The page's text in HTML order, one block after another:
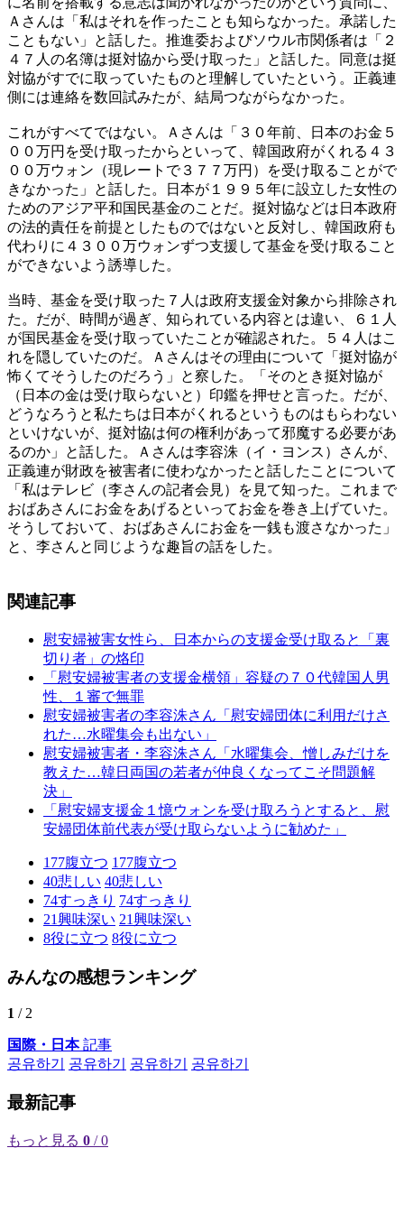
Ａさんは「私はそれを作ったことも知らなかった。承諾した
こともない」と話した。推進委およびソウル市関係者は「２
４７人の名簿は挺対協から受け取った」と話した。同意は挺
対協がすでに取っていたものと理解していたという。正義連
側には連絡を数回試みたが、結局つながらなかった。
これがすべてではない。Ａさんは「３０年前、日本のお金５
００万円を受け取ったからといって、韓国政府がくれる４３
００万ウォン（現レートで３７７万円）を受け取ることがで
きなかった」と話した。日本が１９９５年に設立した女性の
ためのアジア平和国民基金のことだ。挺対協などは日本政府
の法的責任を前提としたものではないと反対し、韓国政府も
代わりに４３００万ウォンずつ支援して基金を受け取ること
ができないよう誘導した。
当時、基金を受け取った７人は政府支援金対象から排除され
た。だが、時間が過ぎ、知られている内容とは違い、６１人
が国民基金を受け取っていたことが確認された。５４人はこ
れを隠していたのだ。Ａさんはその理由について「挺対協が
怖くてそうしたのだろう」と察した。「そのとき挺対協が
（日本の金は受け取らないと）印鑑を押せと言った。だが、
どうなろうと私たちは日本がくれるというものはもらわない
といけないが、挺対協は何の権利があって邪魔する必要があ
るのか」と話した。Ａさんは李容洙（イ・ヨンス）さんが、
正義連が財政を被害者に使わなかったと話したことについて
「私はテレビ（李さんの記者会見）を見て知った。これまで
おばあさんにお金をあげるといってお金を巻き上げていた。
そうしておいて、おばあさんにお金を一銭も渡さなかった」
と、李さんと同じような趣旨の話をした。
関連記事
慰安婦被害女性ら、日本からの支援金受け取ると「裏
切り者」の烙印
「慰安婦被害者の支援金横領」容疑の７０代韓国人男
性、１審で無罪
慰安婦被害者の李容洙さん「慰安婦団体に利用だけさ
れた…水曜集会も出ない」
慰安婦被害者・李容洙さん「水曜集会、憎しみだけを
教えた…韓日両国の若者が仲良くなってこそ問題解
決」
「慰安婦支援金１憶ウォンを受け取ろうとすると、慰
安婦団体前代表が受け取らないように勧めた」
177腹立つ 177腹立つ
40悲しい 40悲しい
74すっきり 74すっきり
21興味深い 21興味深い
8役に立つ 8役に立つ
みんなの感想ランキング
1 / 2
国際・日本記事
공유하기
공유하기 공유하기 공유하기
最新記事
もっと見る 0 / 0